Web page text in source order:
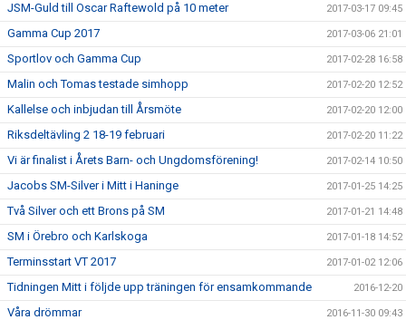
JSM-Guld till Oscar Raftewold på 10 meter 2017-03-17 09:45
Gamma Cup 2017 2017-03-06 21:01
Sportlov och Gamma Cup 2017-02-28 16:58
Malin och Tomas testade simhopp 2017-02-20 12:52
Kallelse och inbjudan till Årsmöte 2017-02-20 12:00
Riksdeltävling 2 18-19 februari 2017-02-20 11:22
Vi är finalist i Årets Barn- och Ungdomsförening! 2017-02-14 10:50
Jacobs SM-Silver i Mitt i Haninge 2017-01-25 14:25
Två Silver och ett Brons på SM 2017-01-21 14:48
SM i Örebro och Karlskoga 2017-01-18 14:52
Terminsstart VT 2017 2017-01-02 12:06
Tidningen Mitt i följde upp träningen för ensamkommande 2016-12-20
Våra drömmar 2016-11-30 09:43